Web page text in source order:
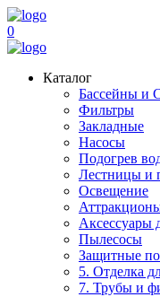
0
Каталог
Бассейны и
Фильтры
Закладные
Насосы
Подогрев
Лестницы и
Освещение
Аксессуары
Пылесосы
Защитные
5. Отделка
7. Трубы и